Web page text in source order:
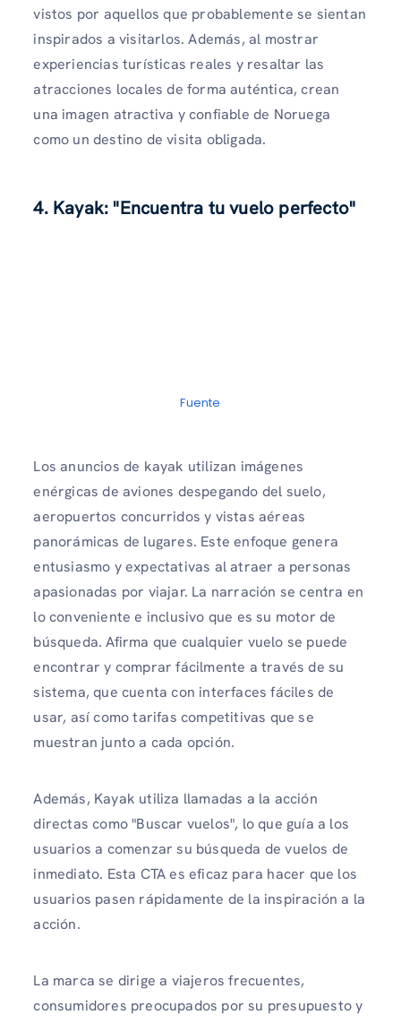
vistos por aquellos que probablemente se sientan
inspirados a visitarlos. Además, al mostrar
experiencias turísticas reales y resaltar las
atracciones locales de forma auténtica, crean
una imagen atractiva y confiable de Noruega
como un destino de visita obligada.
4. Kayak: "Encuentra tu vuelo perfecto"
Fuente
Los anuncios de kayak utilizan imágenes
enérgicas de aviones despegando del suelo,
aeropuertos concurridos y vistas aéreas
panorámicas de lugares. Este enfoque genera
entusiasmo y expectativas al atraer a personas
apasionadas por viajar. La narración se centra en
lo conveniente e inclusivo que es su motor de
búsqueda. Afirma que cualquier vuelo se puede
encontrar y comprar fácilmente a través de su
sistema, que cuenta con interfaces fáciles de
usar, así como tarifas competitivas que se
muestran junto a cada opción.
Además, Kayak utiliza llamadas a la acción
directas como "Buscar vuelos", lo que guía a los
usuarios a comenzar su búsqueda de vuelos de
inmediato. Esta CTA es eficaz para hacer que los
usuarios pasen rápidamente de la inspiración a la
acción.
La marca se dirige a viajeros frecuentes,
consumidores preocupados por su presupuesto y